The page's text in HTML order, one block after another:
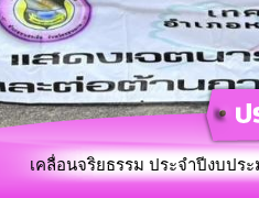
รม ประจำปีงบประมาณ 2569 โ